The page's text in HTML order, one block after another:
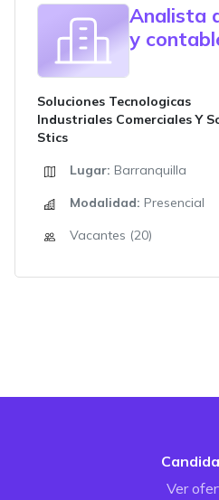
Analista
y
Soluciones Tecnologicas
Industriales Comerciales Y
Stics
Lugar: Barranquilla
Modalidad: Presencial
Vacantes (20)
Ver